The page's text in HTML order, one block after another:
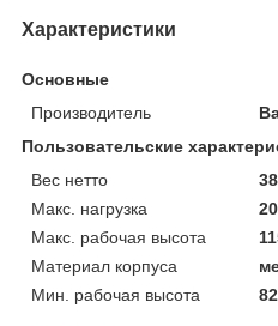
Характеристики
Основные
Производитель
Пользовательские
Вес нетто
Макс. нагрузка
Макс. рабочая высота
Материал корпуса
Мин. рабочая высота